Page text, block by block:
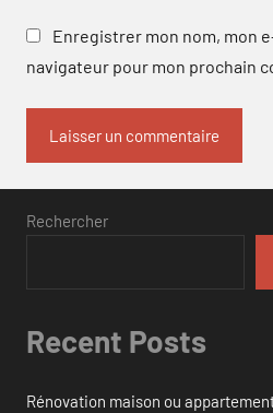
Enregistrer mon nom, mon
navigateur pour mon prochain
Rechercher
Recent Posts
Rénovation maison ou